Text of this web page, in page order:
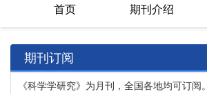
首页 期刊介绍
期刊订阅
《科学学研究》为月刊，全国各地均可订阅。